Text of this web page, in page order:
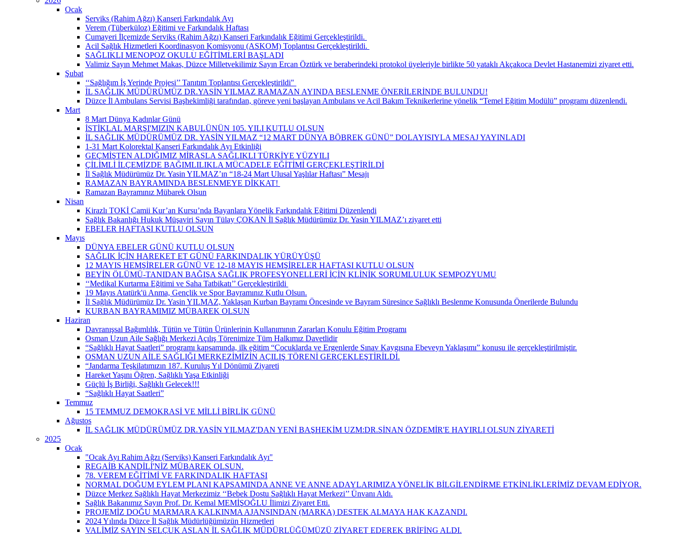
Ocak
Serviks (Rahim Ağzı) Kanseri Farkındalık Ayı
Verem (Tüberküloz) Eğitimi ve Farkındalık Haftası
Cumayeri İlçemizde Serviks (Rahim Ağzı) Kanseri Farkındalık Eğitimi Gerçekleştirildi. ​
Acil Sağlık Hizmetleri Koordinasyon Komisyonu (ASKOM) Toplantısı Gerçekleştirildi. ​
SAĞLIKLI MENOPOZ OKULU EĞİTİMLERİ BAŞLADI
Valimiz Sayın Mehmet Makas, Düzce Milletvekilimiz Sayın Ercan Öztürk ve beraberindeki protokol üyeleriyle birlikte 50 yataklı Akçakoca Devlet Hastanemizi ziyaret etti.
Şubat
‘‘Sağlığım İş Yerinde Projesi’’ Tanıtım Toplantısı Gerçekleştirildi" ​
İL SAĞLIK MÜDÜRÜMÜZ DR.YASİN YILMAZ RAMAZAN AYINDA BESLENME ÖNERİLERİNDE BULUNDU!
Düzce İl Ambulans Servisi Başhekimliği tarafından, göreve yeni başlayan Ambulans ve Acil Bakım Teknikerlerine yönelik “Temel Eğitim Modülü” programı düzenlendi.
Mart
8 Mart Dünya Kadınlar Günü
İSTİKLAL MARŞI'MIZIN KABULÜNÜN 105. YILI KUTLU OLSUN
İL SAĞLIK MÜDÜRÜMÜZ DR. YASİN YILMAZ “12 MART DÜNYA BÖBREK GÜNÜ” DOLAYISIYLA MESAJ YAYINLADI
1-31 Mart Kolorektal Kanseri Farkındalık Ayı Etkinliği
GEÇMİŞTEN ALDIĞIMIZ MİRASLA SAĞLIKLI TÜRKİYE YÜZYILI
ÇİLİMLİ İLÇEMİZDE BAĞIMLILIKLA MÜCADELE EĞİTİMİ GERÇEKLEŞTİRİLDİ
İl Sağlık Müdürümüz Dr. Yasin YILMAZ’ın “18-24 Mart Ulusal Yaşlılar Haftası” Mesajı
RAMAZAN BAYRAMINDA BESLENMEYE DİKKAT! ​
Ramazan Bayramınız Mübarek Olsun
Nisan
Kirazlı TOKİ Camii Kur’an Kursu’nda Bayanlara Yönelik Farkındalık Eğitimi Düzenlendi
Sağlık Bakanlığı Hukuk Müşaviri Sayın Tülay ÇOKAN İl Sağlık Müdürümüz Dr. Yasin YILMAZ’ı ziyaret etti
EBELER HAFTASI KUTLU OLSUN
Mayıs
DÜNYA EBELER GÜNÜ KUTLU OLSUN
SAĞLIK İÇİN HAREKET ET GÜNÜ FARKINDALIK YÜRÜYÜŞÜ
12 MAYIS HEMŞİRELER GÜNÜ VE 12-18 MAYIS HEMŞİRELER HAFTASI KUTLU OLSUN
BEYİN ÖLÜMÜ-TANIDAN BAĞIŞA SAĞLIK PROFESYONELLERİ İÇİN KLİNİK SORUMLULUK SEMPOZYUMU
‘‘Medikal Kurtarma Eğitimi ve Saha Tatbikatı’’ Gerçekleştirildi ​
19 Mayıs Atatürk'ü Anma, Gençlik ve Spor Bayramınız Kutlu Olsun.
İl Sağlık Müdürümüz Dr. Yasin YILMAZ, Yaklaşan Kurban Bayramı Öncesinde ve Bayram Süresince Sağlıklı Beslenme Konusunda Önerilerde Bulundu
KURBAN BAYRAMIMIZ MÜBAREK OLSUN
Haziran
Davranışsal Bağımlılık, Tütün ve Tütün Ürünlerinin Kullanımının Zararları Konulu Eğitim Programı
Osman Uzun Aile Sağlığı Merkezi Açılış Törenimize Tüm Halkımız Davetlidir
“Sağlıklı Hayat Saatleri” programı kapsamında, ilk eğitim “Çocuklarda ve Ergenlerde Sınav Kaygısına Ebeveyn Yaklaşımı” konusu ile gerçekleştirilmiştir.
OSMAN UZUN AİLE SAĞLIĞI MERKEZİMİZİN AÇILIŞ TÖRENİ GERÇEKLEŞTİRİLDİ.
“Jandarma Teşkilatımızın 187. Kuruluş Yıl Dönümü Ziyareti
Hareket Yaşını Öğren, Sağlıklı Yaşa Etkinliği
Güçlü İş Birliği, Sağlıklı Gelecek!!!
“Sağlıklı Hayat Saatleri”
Temmuz
15 TEMMUZ DEMOKRASİ VE MİLLİ BİRLİK GÜNÜ
Ağustos
İL SAĞLIK MÜDÜRÜMÜZ DR.YASİN YILMAZ'DAN YENİ BAŞHEKİM UZM:DR.SİNAN ÖZDEMİR'E HAYIRLI OLSUN ZİYARETİ
2025
Ocak
"Ocak Ayı Rahim Ağzı (Serviks) Kanseri Farkındalık Ayı"
REGAİB KANDİLİ'NİZ MÜBAREK OLSUN.
78. VEREM EĞİTİMİ VE FARKINDALIK HAFTASI
NORMAL DOĞUM EYLEM PLANI KAPSAMINDA ANNE VE ANNE ADAYLARIMIZA YÖNELİK BİLGİLENDİRME ETKİNLİKLERİMİZ DEVAM EDİYOR.
Düzce Merkez Sağlıklı Hayat Merkezimiz ‘‘Bebek Dostu Sağlıklı Hayat Merkezi’’ Ünvanı Aldı.
Sağlık Bakanımız Sayın Prof. Dr. Kemal MEMİŞOĞLU İlimizi Ziyaret Etti.
PROJEMİZ DOĞU MARMARA KALKINMA AJANSINDAN (MARKA) DESTEK ALMAYA HAK KAZANDI.
2024 Yılında Düzce İl Sağlık Müdürlüğümüzün Hizmetleri
VALİMİZ SAYIN SELÇUK ASLAN İL SAĞLIK MÜDÜRLÜĞÜMÜZÜ ZİYARET EDEREK BRİFİNG ALDI.